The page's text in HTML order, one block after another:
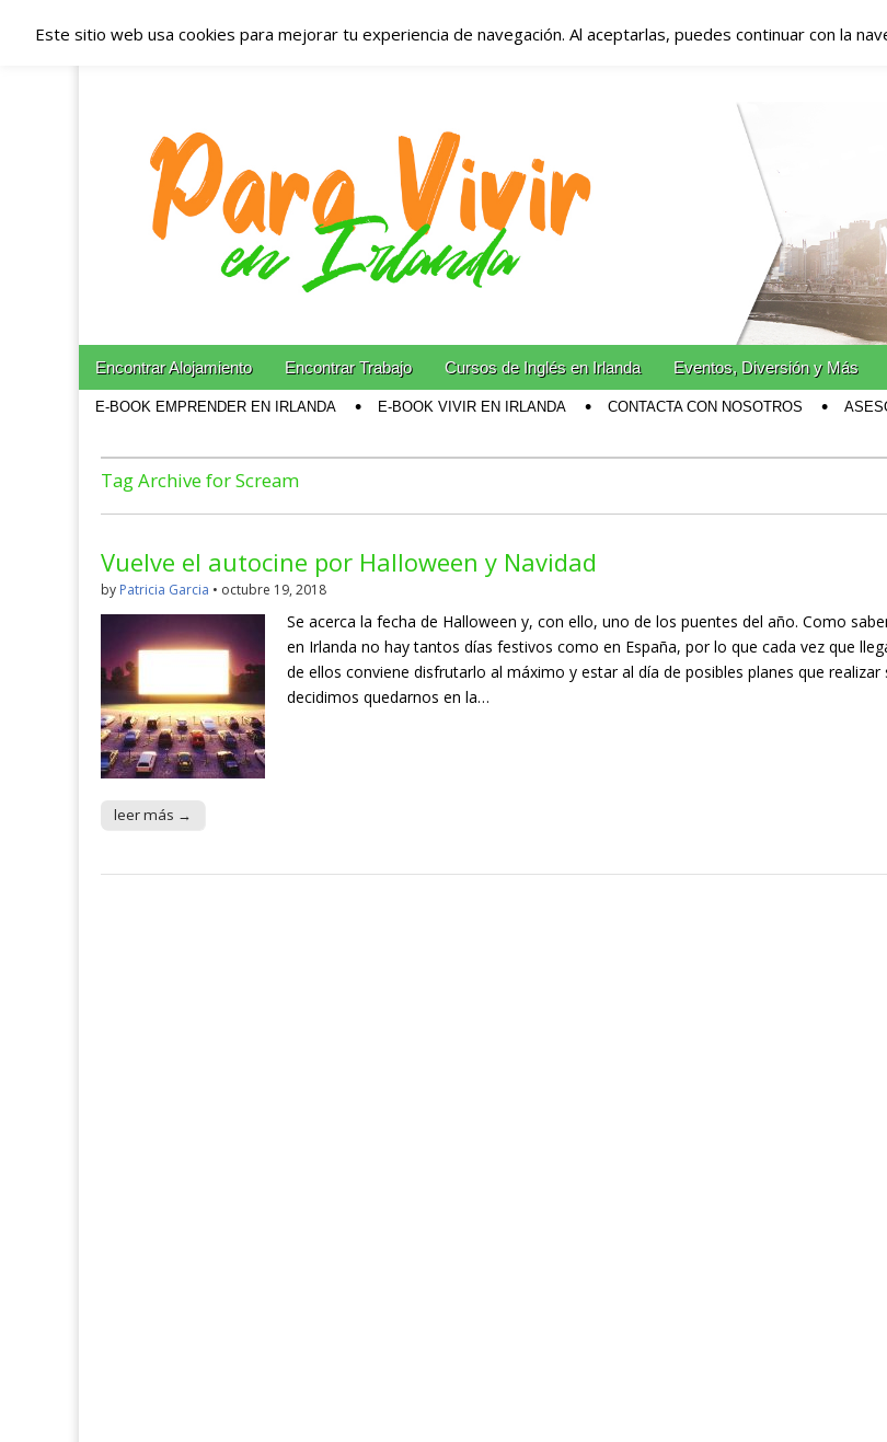
Españoles en Irlanda – Vivir en
Irlanda – Alojamiento en Irlanda
Blog dedicado a los que viven, estudian y trabajan en Irlanda!
Main menu
Skip to content
Encontrar Alojamiento Encontrar Trabajo Cursos de Inglés en Irlanda Eventos, Diversión y Más
E-BOOK EMPRENDER EN IRLANDA E-BOOK VIVIR EN IRLANDA CONTACTA CON NOSOTROS
Tag Archive for Scream
Vuelve el autocine por Halloween y Navidad
by Patricia Garcia • octubre 19, 2018
Se acerca la fecha de Halloween y, con ello, uno de los puentes del año. Como
en Irlanda no hay tantos días festivos como en España, por lo que cada vez que
de ellos conviene disfrutarlo al máximo y estar al día de posibles planes que realizar
decidimos quedarnos en la…
leer más →
Este sitio web usa cookies para mejorar tu experiencia de navegación. Al aceptarlas, puedes continuar con la